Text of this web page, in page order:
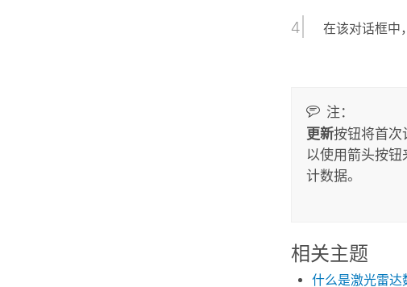
在该对话框中
注：
更新按钮将首次
以使用箭头按
计数据。
相关主题
什么是激光雷达